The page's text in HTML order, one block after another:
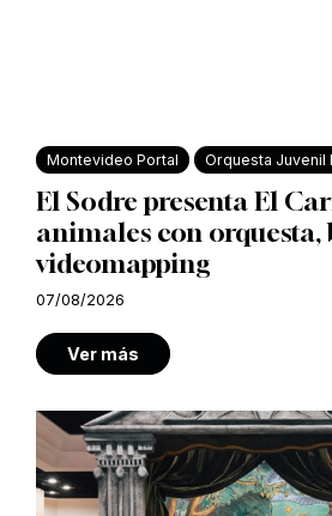
Montevideo Portal Orquesta Juvenil
El Sodre presenta El
animales con orquesta,
videomapping
07/08/2026
Ver más